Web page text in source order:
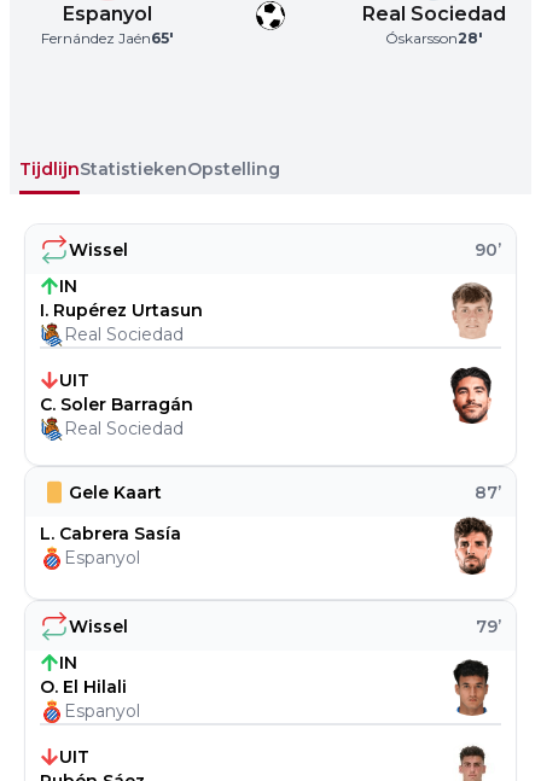
Espanyol
Fernández Jaén65'
Real Sociedad
Óskarsson28'
TijdlijnStatistiekenOpstelling
Wissel 79’
IN
O. El Hilali
Espanyol
UIT
Gele Kaart 87’
L. Cabrera Sasía
Espanyol
Wissel 90’
IN
I. Rupérez Urtasun
Real Sociedad
UIT
C. Soler Barragán
Real Sociedad